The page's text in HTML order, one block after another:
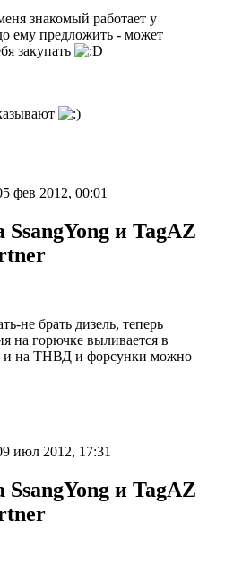
знакомый работает у
ему предложить - может
закупать
фев 2012, 00:01
SsangYong и TagAZ
не брать дизель, теперь
на горючке выливается в
и на ТНВД и форсунки можно
июл 2012, 17:31
SsangYong и TagAZ